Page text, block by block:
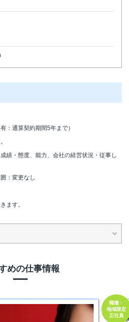
：通算契約期間5年まで）
績・態度、能力、会社の経営状況・従事し
：変更なし
ます。
めの仕事情報
職種・
地域限定
正社員